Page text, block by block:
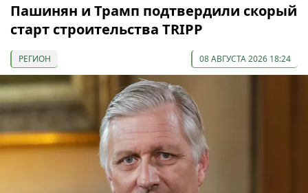
Пашинян и Трамп подтвердили скорый
старт строительства TRIPP
РЕГИОН 08 АВГУСТА 2026 18:24